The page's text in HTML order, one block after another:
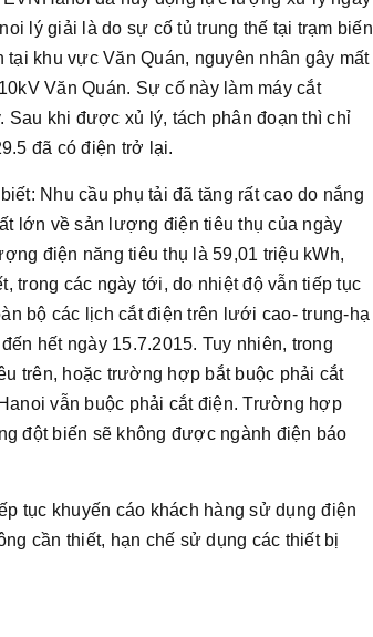
lý giải là do sự cố tủ trung thế tại trạm biến
khu vực Văn Quán, nguyên nhân gây mất
Văn Quán. Sự cố này làm máy cắt
Sau khi được xủ lý, tách phân đoạn thì chỉ
đã có điện trở lại.
Nhu cầu phụ tải đã tăng rất cao do nắng
lớn về sản lượng điện tiêu thụ của ngày
điện năng tiêu thụ là 59,01 triệu kWh,
trong các ngày tới, do nhiệt độ vẫn tiếp tục
bộ các lịch cắt điện trên lưới cao- trung-hạ
hết ngày 15.7.2015. Tuy nhiên, trong
trên, hoặc trường hợp bắt buộc phải cắt
vẫn buộc phải cắt điện. Trường hợp
đột biến sẽ không được ngành điện báo
tục khuyến cáo khách hàng sử dụng điện
cần thiết, hạn chế sử dụng các thiết bị